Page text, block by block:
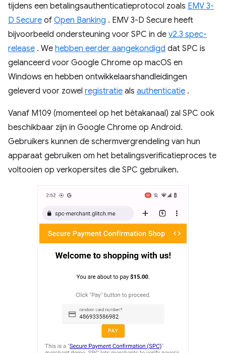
tijdens een betalingsauthenticatieprotocol zoals EMV 3-
D Secure of Open Banking . EMV 3-D Secure heeft
bijvoorbeeld ondersteuning voor SPC in de v2.3 spec-
release . We hebben eerder aangekondigd dat SPC is
gelanceerd voor Google Chrome op macOS en
Windows en hebben ontwikkelaarshandleidingen
geleverd voor zowel registratie als authenticatie .
Vanaf M109 (momenteel op het bètakanaal) zal SPC ook
beschikbaar zijn in Google Chrome op Android.
Gebruikers kunnen de schermvergrendeling van hun
apparaat gebruiken om het betalingsverificatieproces te
voltooien op verkopersites die SPC gebruiken.